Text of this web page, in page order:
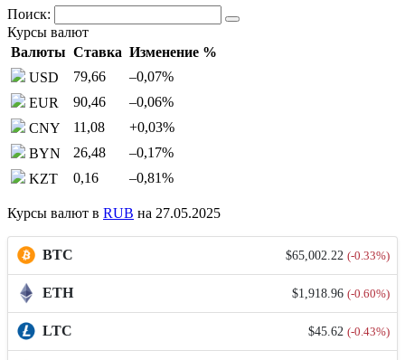
Поиск:
Курсы валют
Валюты Ставка Изменение %
USD
79,66 –0,07%
EUR
90,46 –0,06%
CNY
11,08 +0,03%
BYN
26,48 –0,17%
KZT
0,16 –0,81%
Курсы валют в RUB на 27.05.2025
BTC $65,002.22 (-0.33%)
ETH $1,918.96 (-0.60%)
LTC $45.62 (-0.43%)